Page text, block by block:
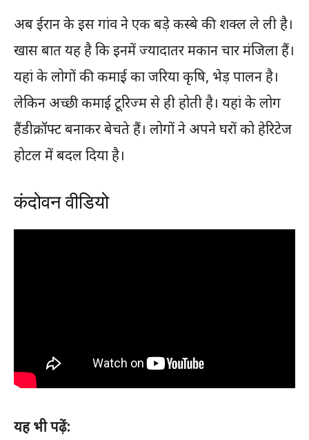
अब ईरान के इस गांव ने एक बड़े कस्बे की शक्ल ले ली है।
खास बात यह है कि इनमें ज्यादातर मकान चार मंजिला हैं।
यहां के लोगों की कमाई का जरिया कृषि, भेड़ पालन है।
लेकिन अच्छी कमाई टूरिज्म से ही होती है। यहां के लोग
हैंडीक्रॉफ्ट बनाकर बेचते हैं। लोगों ने अपने घरों को हेरिटेज
होटल में बदल दिया है।
कंदोवन वीडियो
यह भी पढ़ें: